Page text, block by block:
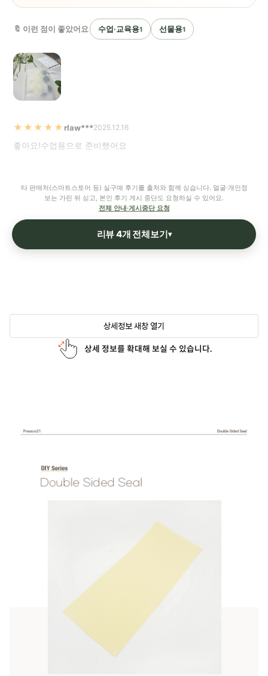
🔖 이런 점이 좋았어요 수업·교육용1 선물용1
★★★★★rlaw***2025.12.16
좋아요!수업용으로 준비했어요
타 판매처(스마트스토어 등) 실구매 후기를 출처와 함께 싣습니다. 얼굴·개인정
보는 가린 뒤 싣고, 본인 후기 게시 중단도 요청하실 수 있어요.
전체 안내·게시중단 요청
리뷰 4개 전체보기▾
상세정보 새창 열기
상세 정보를 확대해 보실 수 있습니다.